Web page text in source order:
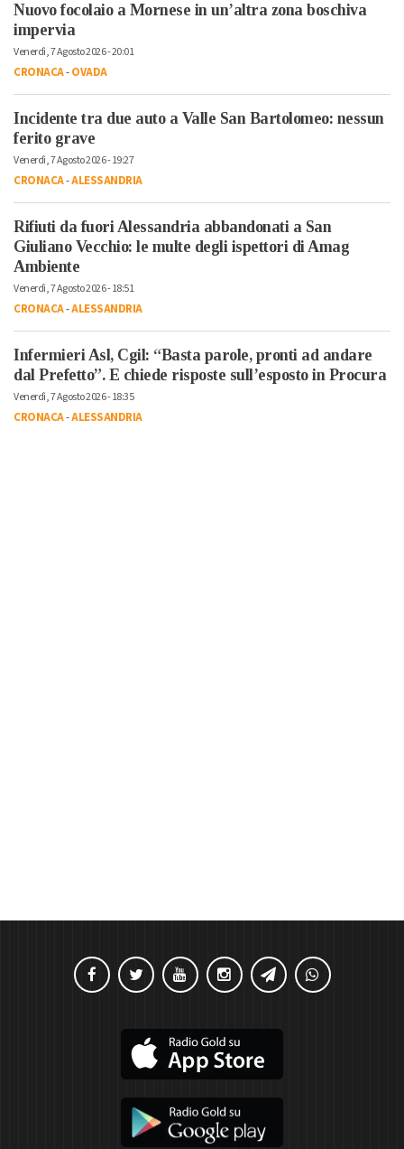
Nuovo focolaio a Mornese in un’altra zona boschiva
impervia
Venerdì, 7 Agosto 2026 - 20:01
CRONACA-OVADA
Incidente tra due auto a Valle San Bartolomeo: nessun
ferito grave
Venerdì, 7 Agosto 2026 - 19:27
CRONACA-ALESSANDRIA
Rifiuti da fuori Alessandria abbandonati a San
Giuliano Vecchio: le multe degli ispettori di Amag
Ambiente
Venerdì, 7 Agosto 2026 - 18:51
CRONACA-ALESSANDRIA
Infermieri Asl, Cgil: “Basta parole, pronti ad andare
dal Prefetto”. E chiede risposte sull’esposto in Procura
Venerdì, 7 Agosto 2026 - 18:35
CRONACA-ALESSANDRIA